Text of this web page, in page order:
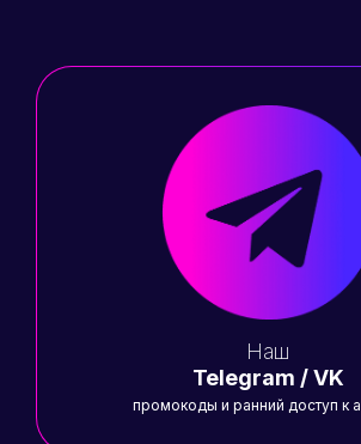
Наш
Telegram / VK
промокоды и ранний доступ к